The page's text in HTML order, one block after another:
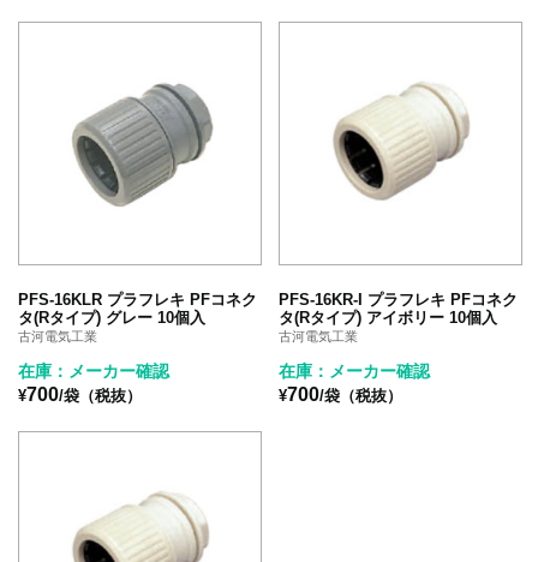
PFS-16KLR プラフレキ PFコネク
タ(Rタイプ) グレー 10個入
古河電気工業
在庫：メーカー確認
¥700/袋（税抜）
PFS-16KR-I プラフレキ PFコネク
タ(Rタイプ) アイボリー 10個入
古河電気工業
在庫：メーカー確認
¥700/袋（税抜）